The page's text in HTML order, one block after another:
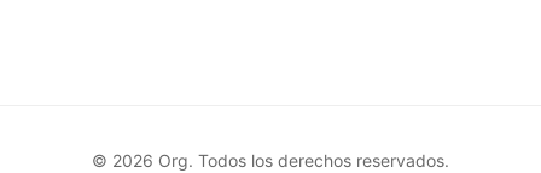
© 2026 Org. Todos los derechos reservados.